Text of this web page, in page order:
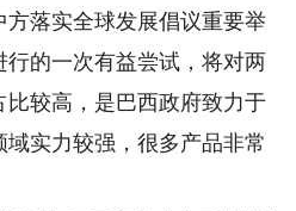
落实全球发展倡议重要举
的一次有益尝试，将对两
较高，是巴西政府致力于
实力较强，很多产品非常